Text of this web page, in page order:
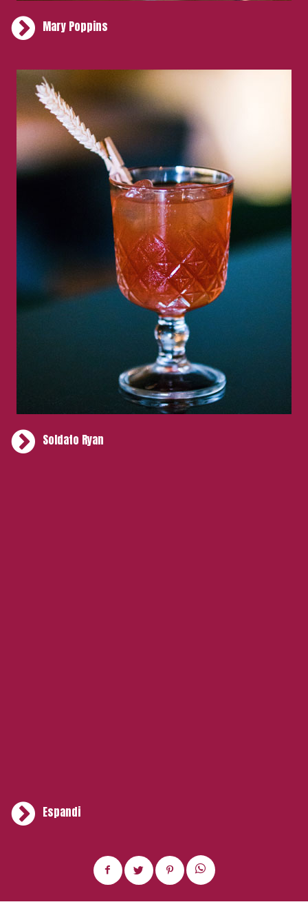
Mary Poppins
15 ml limone fresco
15 ml salsa Worcestershire
Salsa Piccante 3 dash sriracha
Sale di sedano qb
Presentazione
Throwing
Soldato Ryan
Espandi
avrebbero cantato gli idoli hippy Fifth Dimension, qualche
anno dopo, durante la Summer of Love. Ora, con un salto